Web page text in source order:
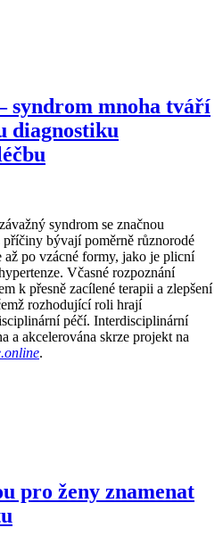
syndrom mnoha tváří
diagnostiku
syndrom se značnou
bývají poměrně různorodé
až po vzácné formy, jako je plicní
Včasné rozpoznání
k přesně zacílené terapii a zlepšení
rozhodující roli hrají
péčí. Interdisciplinární
a akcelerována skrze projekt na
.
pro ženy znamenat